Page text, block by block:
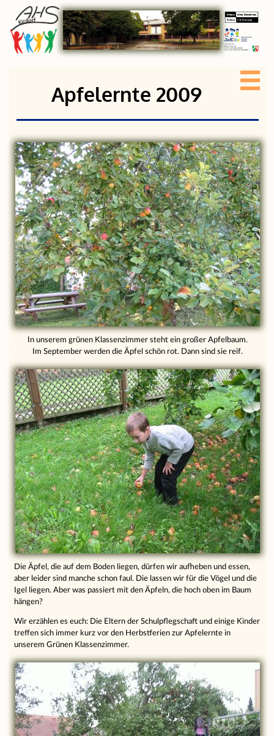
Apfelernte 2009
In unserem grünen Klassenzimmer steht ein großer Apfelbaum.
Im September werden die Äpfel schön rot. Dann sind sie reif.
Die Äpfel, die auf dem Boden liegen, dürfen wir aufheben und essen,
aber leider sind manche schon faul. Die lassen wir für die Vögel und die
Igel liegen. Aber was passiert mit den Äpfeln, die hoch oben im Baum
hängen?
Wir erzählen es euch: Die Eltern der Schulpflegschaft und einige Kinder
treffen sich immer kurz vor den Herbstferien zur Apfelernte in
unserem Grünen Klassenzimmer.